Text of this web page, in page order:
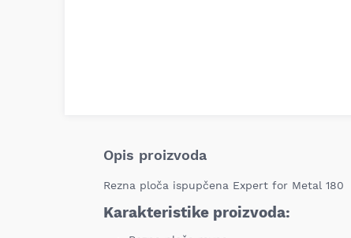
Opis proizvoda
Rezna ploča ispupčena Expert for Metal 180
Karakteristike proizvoda: